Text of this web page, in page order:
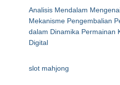
Analisis Mendalam
Mekanisme Pengembalian
dalam Dinamika Permainan
Digital
slot mahjong